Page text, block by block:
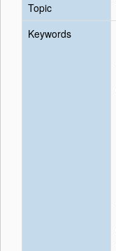
Topic
Keywords